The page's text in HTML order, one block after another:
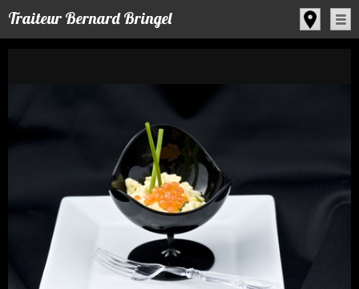
Traiteur Bernard Bringel
Panneau de gestion des cookies